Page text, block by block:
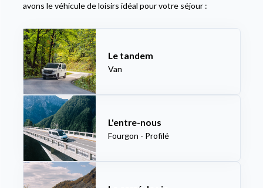
avons le véhicule de loisirs idéal pour votre séjour :
Le tandem
Van
L'entre-nous
Fourgon - Profilé